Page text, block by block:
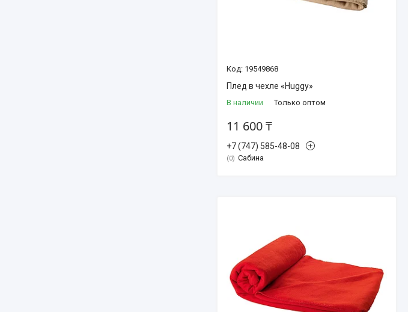
19549868
Плед в чехле «Huggy»
В наличии Только оптом
11 600 ₸
+7 (747) 585-48-08
0 Сабина